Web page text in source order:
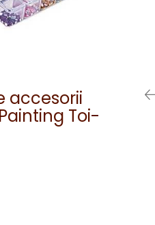
accesorii
Toi-